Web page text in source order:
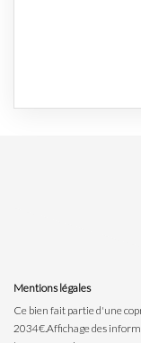
Mentions légales
Ce bien fait partie d'une
2034€.Affichage des